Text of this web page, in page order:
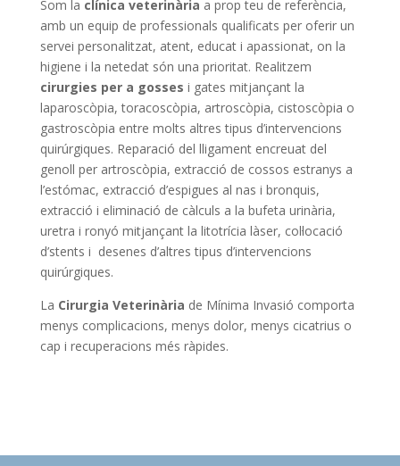
Som la clínica veterinària a prop teu de referència,
amb un equip de professionals qualificats per oferir un
servei personalitzat, atent, educat i apassionat, on la
higiene i la netedat són una prioritat. Realitzem
cirurgies per a gosses i gates mitjançant la
laparoscòpia, toracoscòpia, artroscòpia, cistoscòpia o
gastroscòpia entre molts altres tipus d’intervencions
quirúrgiques. Reparació del lligament encreuat del
genoll per artroscòpia, extracció de cossos estranys a
l’estómac, extracció d’espigues al nas i bronquis,
extracció i eliminació de càlculs a la bufeta urinària,
uretra i ronyó mitjançant la litotrícia làser, col·locació
d’stents i desenes d’altres tipus d’intervencions
quirúrgiques.
La Cirurgia Veterinària de Mínima Invasió comporta
menys complicacions, menys dolor, menys cicatrius o
cap i recuperacions més ràpides.